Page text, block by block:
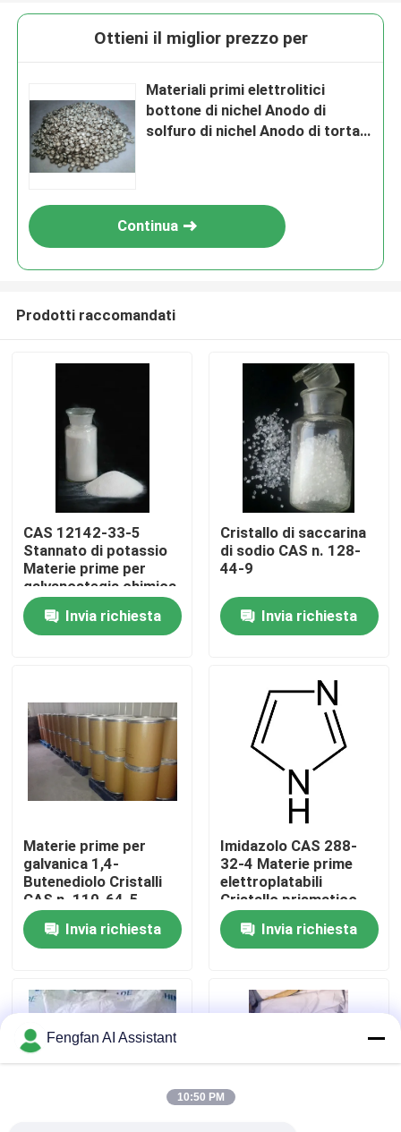
Casa.
Video
Chi Siamo
Visita alla fabbrica
Controllo di qualità
Contattaci
Notizie
Chiedi un preventivo
Ottieni il miglior prezzo per
Materiali primi elettrolitici
bottone di nichel Anodo di
solfuro di nichel Anodo di torta
Continua
Prodotti raccomandati
CAS 12142-33-5
Stannato di potassio
Materie prime per
galvanostegia chimica
Invia richiesta
Cristallo di saccarina
di sodio CAS n. 128-
44-9
Invia richiesta
Materie prime per
galvanica 1,4-
Butenediolo Cristalli
CAS n. 110-64-5
Invia richiesta
Imidazolo CAS 288-
32-4 Materie prime
elettroplatabili
Cristallo prismatico
incolore
Invia richiesta
Fengfan AI Assistant
10:50 PM